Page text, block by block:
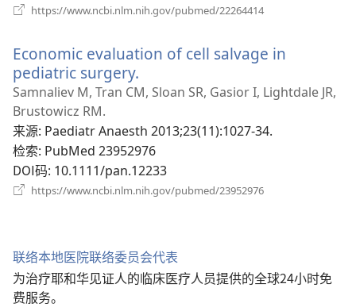
https://www.ncbi.nlm.nih.gov/pubmed/22264414
窗
Economic evaluation of cell salvage in
pediatric surgery.
开
窗
口）
Samnaliev M, Tran CM, Sloan SR, Gasior I, Lightdale JR,
Brustowicz RM.
来源‎: Paediatr Anaesth 2013;23(11):1027-34.
检索‎: PubMed 23952976
DOI码‎: 10.1111/pan.12233
https://www.ncbi.nlm.nih.gov/pubmed/23952976
联络本地医院联络委员会代表
为治疗耶和华见证人的临床医疗人员提供的全球24小时免
费服务。